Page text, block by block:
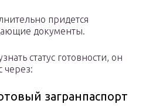
придется
документы.
статус готовности, он
через:
загранпаспорт